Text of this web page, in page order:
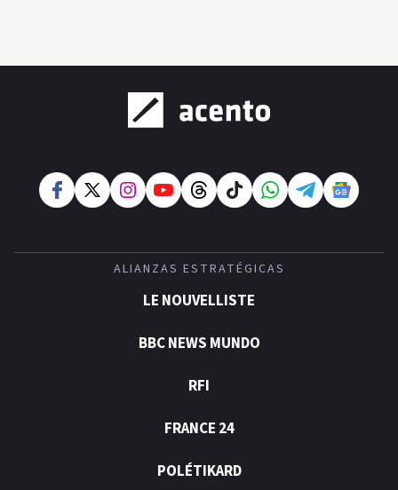
ALIANZAS ESTRATÉGICAS
LE NOUVELLISTE
BBC NEWS MUNDO
RFI
FRANCE 24
POLÉTIKARD